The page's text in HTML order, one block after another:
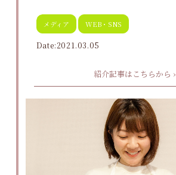
メディア WEB・SNS
Date:2021.03.05
紹介記事はこちらから ›